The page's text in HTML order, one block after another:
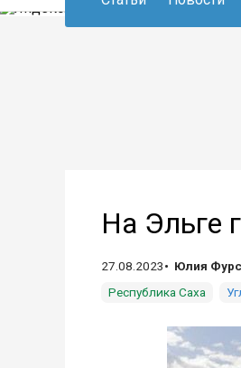
На Эльге
27.08.2023
Юлия
Республика Саха